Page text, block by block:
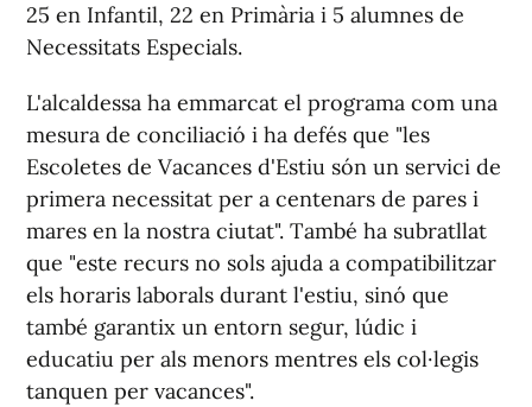
25 en Infantil, 22 en Primària i 5 alumnes de
Necessitats Especials.
L'alcaldessa ha emmarcat el programa com una
mesura de conciliació i ha defés que "les
Escoletes de Vacances d'Estiu són un servici de
primera necessitat per a centenars de pares i
mares en la nostra ciutat". També ha subratllat
que "este recurs no sols ajuda a compatibilitzar
els horaris laborals durant l'estiu, sinó que
també garantix un entorn segur, lúdic i
educatiu per als menors mentres els col·legis
tanquen per vacances".